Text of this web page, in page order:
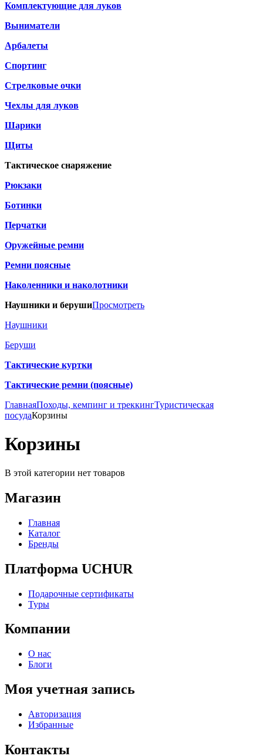
Комплектующие для луков
Выниматели
Арбалеты
Спортинг
Стрелковые очки
Чехлы для луков
Шарики
Щиты
Тактическое снаряжение
Рюкзаки
Ботинки
Перчатки
Оружейные ремни
Ремни поясные
Наколенники и наколотники
Наушники и берушиПросмотреть
Наушники
Беруши
Тактические куртки
Тактические ремни (поясные)
ГлавнаяПоходы, кемпинг и треккингТуристическая
посудаКорзины
Корзины
В этой категории нет товаров
Магазин
Главная
Каталог
Бренды
Платформа UCHUR
Подарочные сертификаты
Туры
Компании
О нас
Блоги
Моя учетная запись
Авторизация
Избранные
Контакты